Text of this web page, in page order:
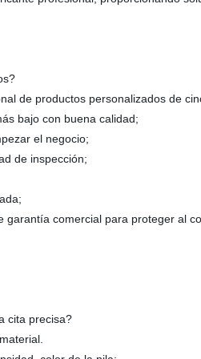
de productos personalizados de
bajo con buena calidad;
el negocio;
de inspección;
garantía comercial para proteger al
cita precisa?